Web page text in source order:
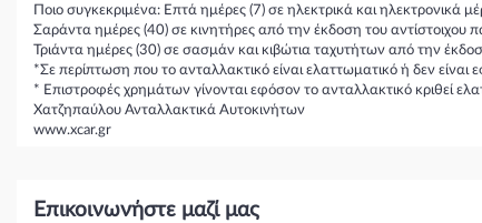
Ποιο συγκεκριμένα: Επτά ημέρες (7) σε ηλεκτρικά και ηλεκτρονικά
Σαράντα ημέρες (40) σε κινητήρες από την έκδοση του αντίστοιχου
Τριάντα ημέρες (30) σε σασμάν και κιβώτια ταχυτήτων από την
*Σε περίπτωση που το ανταλλακτικό είναι ελαττωματικό ή δεν
* Επιστροφές χρημάτων γίνονται εφόσον το ανταλλακτικό κριθεί
Χατζηπαύλου Ανταλλακτικά Αυτοκινήτων
www.xcar.gr
Επικοινωνήστε μαζί μας